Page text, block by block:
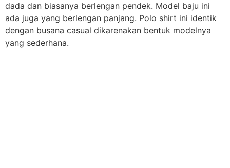
dada dan biasanya berlengan pendek. Model baju ini
ada juga yang berlengan panjang. Polo shirt ini identik
dengan busana casual dikarenakan bentuk modelnya
yang sederhana.